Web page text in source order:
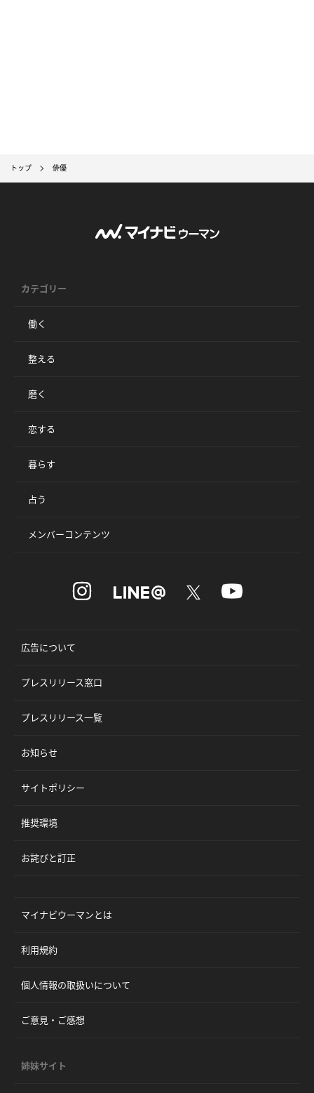
トップ 俳優
カテゴリー
働く
整える
磨く
恋する
暮らす
占う
メンバーコンテンツ
広告について
プレスリリース窓口
プレスリリース一覧
お知らせ
サイトポリシー
推奨環境
お詫びと訂正
マイナビウーマンとは
利用規約
個人情報の取扱いについて
ご意見・ご感想
姉妹サイト